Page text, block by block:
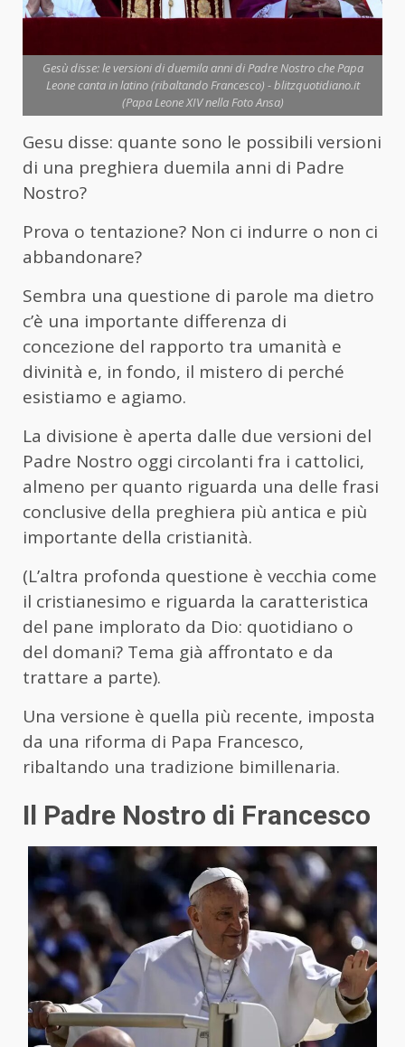
Gesù disse: le versioni di duemila anni di Padre Nostro che Papa
Leone canta in latino (ribaltando Francesco) - blitzquotidiano.it
(Papa Leone XIV nella Foto Ansa)
Gesu disse: quante sono le possibili versioni
di una preghiera duemila anni di Padre
Nostro?
Prova o tentazione? Non ci indurre o non ci
abbandonare?
Sembra una questione di parole ma dietro
c’è una importante differenza di
concezione del rapporto tra umanità e
divinità e, in fondo, il mistero di perché
esistiamo e agiamo.
La divisione è aperta dalle due versioni del
Padre Nostro oggi circolanti fra i cattolici,
almeno per quanto riguarda una delle frasi
conclusive della preghiera più antica e più
importante della cristianità.
(L’altra profonda questione è vecchia come
il cristianesimo e riguarda la caratteristica
del pane implorato da Dio: quotidiano o
del domani? Tema già affrontato e da
trattare a parte).
Una versione è quella più recente, imposta
da una riforma di Papa Francesco,
ribaltando una tradizione bimillenaria.
Il Padre Nostro di Francesco